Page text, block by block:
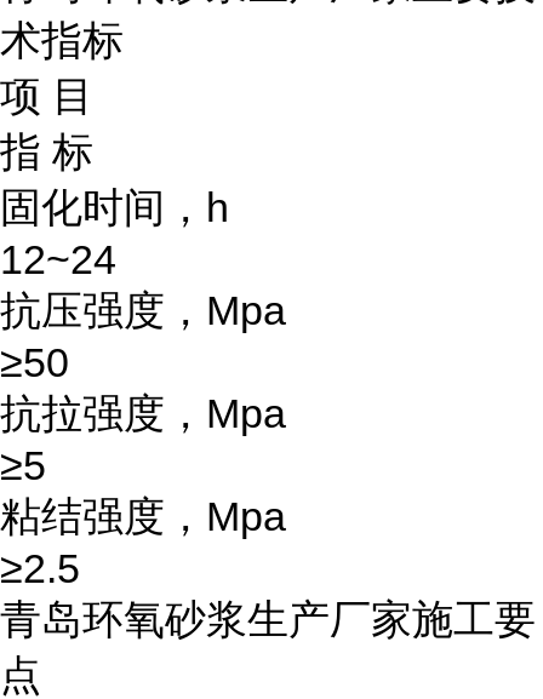
术指标
项 目
指 标
固化时间，h
12~24
抗压强度，Mpa
≥50
抗拉强度，Mpa
≥5
粘结强度，Mpa
≥2.5
青岛环氧砂浆生产厂家施工要
点